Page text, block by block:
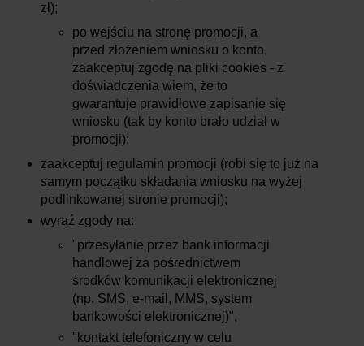
zł);
po wejściu na stronę promocji, a
przed złożeniem wniosku o konto,
zaakceptuj zgodę na pliki cookies - z
doświadczenia wiem, że to
gwarantuje prawidłowe zapisanie się
wniosku (tak by konto brało udział w
promocji);
zaakceptuj regulamin promocji (robi się to już na
samym początku składania wniosku na wyżej
podlinkowanej stronie promocji);
wyraź zgody na:
"przesyłanie przez bank informacji
handlowej za pośrednictwem
środków komunikacji elektronicznej
(np. SMS, e-mail, MMS, system
bankowości elektronicznej)",
"kontakt telefoniczny w celu